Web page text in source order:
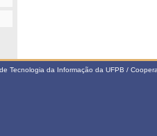
Tecnologia da Informação da UFPB /